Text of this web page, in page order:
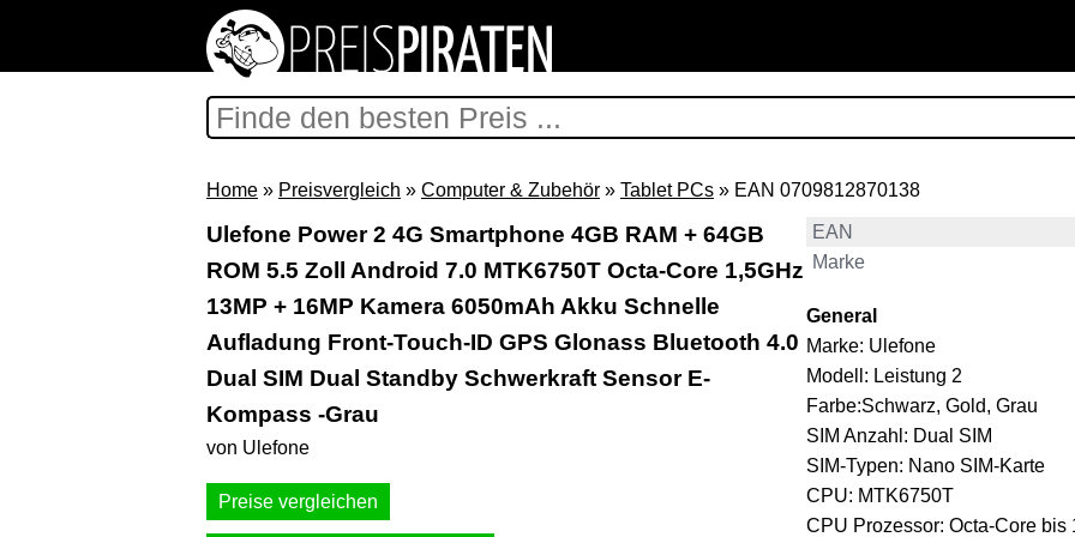
Home » Preisvergleich » Computer & Zubehör » Tablet PCs » EAN 0709812870138
Ulefone Power 2 4G Smartphone 4GB RAM + 64GB
ROM 5.5 Zoll Android 7.0 MTK6750T Octa-Core 1,5GHz
13MP + 16MP Kamera 6050mAh Akku Schnelle
Aufladung Front-Touch-ID GPS Glonass Bluetooth 4.0
Dual SIM Dual Standby Schwerkraft Sensor E-
Kompass -Grau
von Ulefone
Preise vergleichen
EAN
Marke
General
Marke: Ulefone
Modell: Leistung 2
Farbe:Schwarz, Gold, Grau
SIM Anzahl: Dual SIM
SIM-Typen: Nano SIM-Karte
CPU: MTK6750T
CPU Prozessor: Octa-Core bis